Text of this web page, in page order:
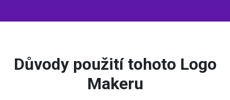
Důvody použití tohoto Logo
Makeru